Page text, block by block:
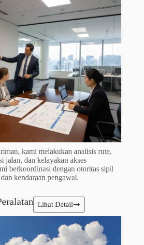
kami melakukan analisis rute,
jalan, dan kelayakan akses
berkoordinasi dengan otoritas sipil
kendaraan pengawal.
Lihat Detail